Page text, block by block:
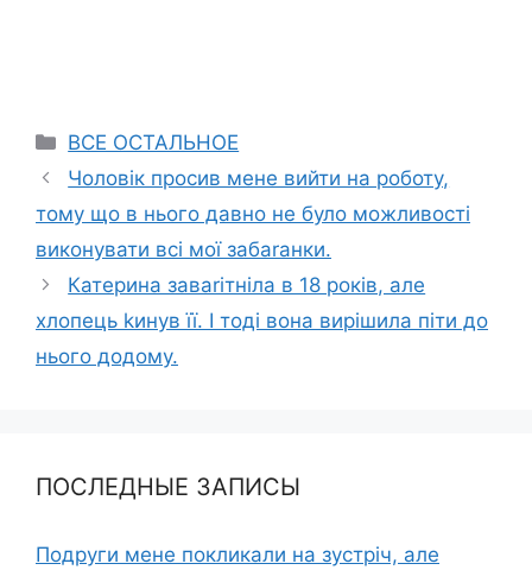
Categories
ВСЕ ОСТАЛЬНОЕ
Чоловік просив мене вийти на роботу,
тому що в нього давно не було можливості
виконувати всі мої забаrанки.
Катерина заваrітніла в 18 років, але
хлопець kинув її. І тоді вона вирішила піти до
нього додому.
ПОСЛЕДНЫЕ ЗАПИСЫ
Подруги мене покликали на зустріч, але